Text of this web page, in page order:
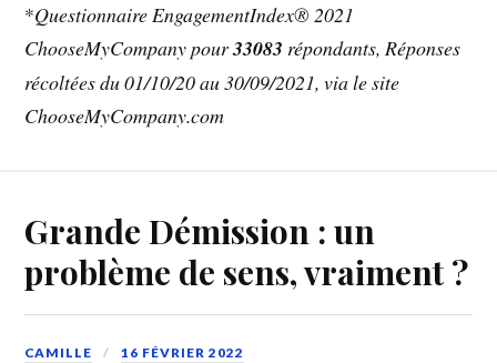
*Questionnaire EngagementIndex® 2021
ChooseMyCompany pour33083 répondants, Réponses
récoltées du 01/10/20 au 30/09/2021, via le site
ChooseMyCompany.com
Grande Démission : un
problème de sens, vraiment ?
CAMILLE 16 FÉVRIER 2022